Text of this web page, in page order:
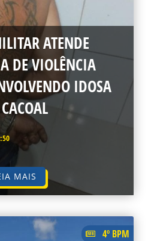
ATENDE
DE VIOLÊNCIA
IDOSA
MAIS
4º BPM